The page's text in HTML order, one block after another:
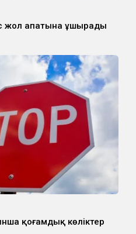
жол апатына ұшырады
қоғамдық көліктер